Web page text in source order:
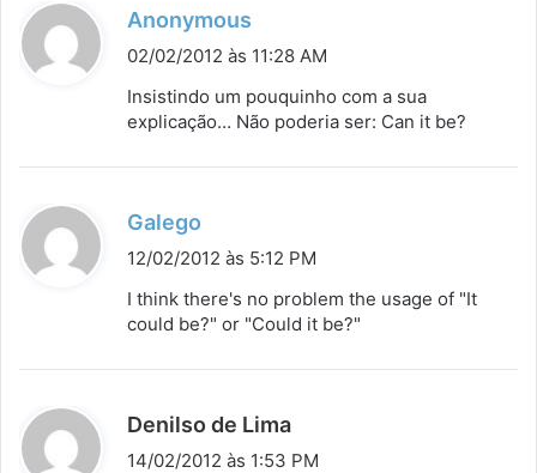
Anonymous
i
s
02/02/2012 às 11:28 AM
Insistindo um pouquinho com a sua
explicação… Não poderia ser: Can it be?
Galego
i
s
12/02/2012 às 5:12 PM
I think there's no problem the usage of "It
could be?" or "Could it be?"
Denilso de Lima
i
14/02/2012 às 1:53 PM